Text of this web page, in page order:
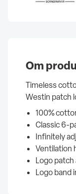
Om
Timeless
Westin patch
100%
Classic 6-
Infinitely
Ventilation
Logo
Logo band